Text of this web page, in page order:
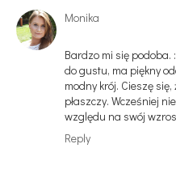
Monika
Bardzo mi się podoba.
do gustu, ma piękny
modny krój. Cieszę się,
płaszczy. Wcześniej
względu na swój
Reply